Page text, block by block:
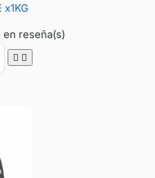
x1KG
en reseña(s)
 